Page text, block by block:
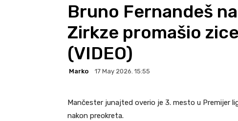
Bruno Fernandeš
Zirkze promašio
(VIDEO)
Marko 17 May 2026. 15:55
Mančester junajted overio je 3. mesto u Premijer
nakon preokreta.